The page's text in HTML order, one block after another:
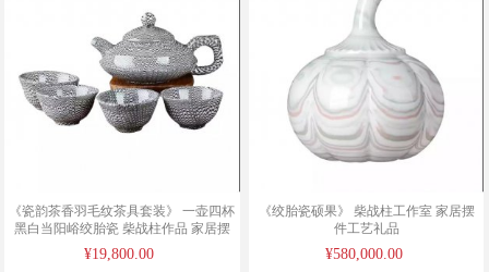
《瓷韵茶香羽毛纹茶具套装》 一壶四杯
黑白当阳峪绞胎瓷 柴战柱作品 家居摆
件礼品
¥19,800.00
《绞胎瓷硕果》 柴战柱工作室 家居摆
件工艺礼品
¥580,000.00